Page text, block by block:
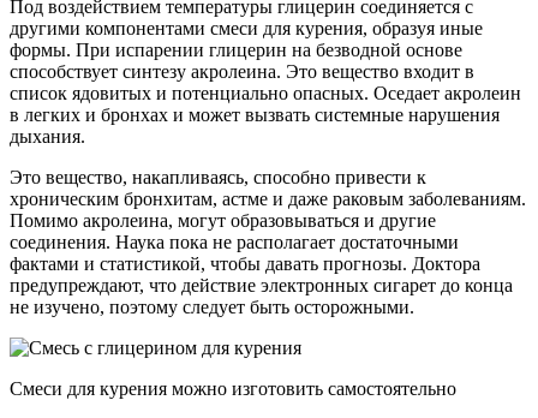
Под воздействием температуры глицерин соединяется с
другими компонентами смеси для курения, образуя иные
формы. При испарении глицерин на безводной основе
способствует синтезу акролеина. Это вещество входит в
список ядовитых и потенциально опасных. Оседает акролеин
в легких и бронхах и может вызвать системные нарушения
дыхания.
Это вещество, накапливаясь, способно привести к
хроническим бронхитам, астме и даже раковым заболеваниям.
Помимо акролеина, могут образовываться и другие
соединения. Наука пока не располагает достаточными
фактами и статистикой, чтобы давать прогнозы. Доктора
предупреждают, что действие электронных сигарет до конца
не изучено, поэтому следует быть осторожными.
Смеси для курения можно изготовить самостоятельно